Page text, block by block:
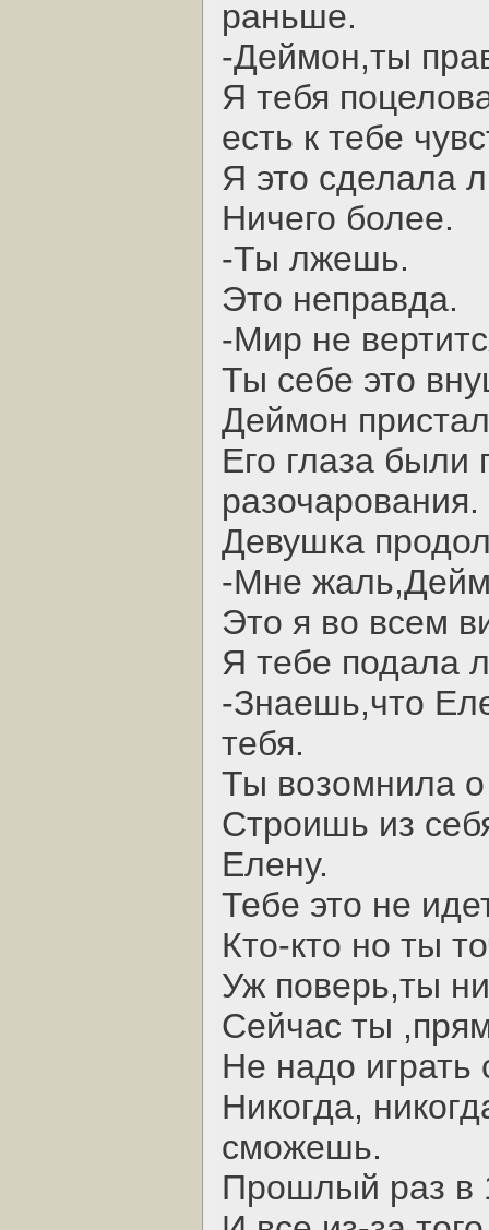
раньше.
-Деймон,ты
Я тебя
есть к тебе
Я это сделала
Ничего более.
-Ты лжешь.
Это неправда.
-Мир не
Ты себе это
Деймон
Его глаза были
разочарования.
Девушка
-Мне
Это я во всем
Я тебе подала
-Знаешь,что
тебя.
Ты возомнила о
Строишь из
Елену.
Тебе это не
Кто-кто но ты
Уж поверь,ты
Сейчас ты
Не надо играть
Никогда,
сможешь.
Прошлый раз в